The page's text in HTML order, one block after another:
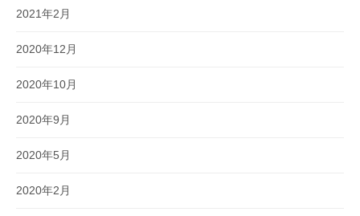
2021年2月
2020年12月
2020年10月
2020年9月
2020年5月
2020年2月